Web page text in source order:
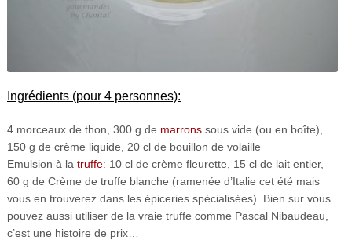
Ingrédients (pour 4 personnes):
4 morceaux de thon, 300 g de marronssous vide (ou en boîte),
150 g de crème liquide, 20 cl de bouillon de volaille
Emulsion à la truffe: 10 cl de crème fleurette, 15 cl de lait entier,
60 g de Crème de truffe blanche (ramenée d’Italie cet été mais
vous en trouverez dans les épiceries spécialisées). Bien sur vous
pouvez aussi utiliser de la vraie truffe comme Pascal Nibaudeau,
c’est une histoire de prix…